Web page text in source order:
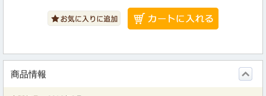
商品情報